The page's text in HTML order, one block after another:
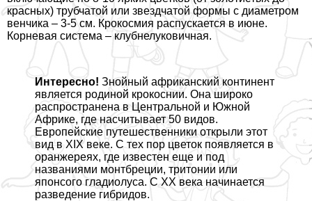
красных) трубчатой или звездчатой формы с диаметром
венчика – 3-5 см. Крокосмия распускается в июне.
Корневая система – клубнелуковичная.
Интересно! Знойный африканский континент
является родиной крокоснии. Она широко
распространена в Центральной и Южной
Африке, где насчитывает 50 видов.
Европейские путешественники открыли этот
вид в XIX веке. С тех пор цветок появляется в
оранжереях, где известен еще и под
названиями монтбреции, тритонии или
японсого гладиолуса. С XX века начинается
разведение гибридов.